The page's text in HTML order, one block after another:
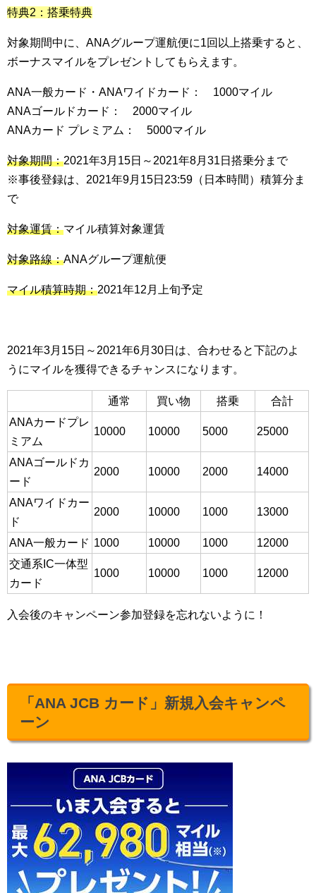
特典2：搭乗特典
対象期間中に、ANAグループ運航便に1回以上搭乗すると、
ボーナスマイルをプレゼントしてもらえます。
ANA一般カード・ANAワイドカード： 1000マイル
ANAゴールドカード： 2000マイル
ANAカード プレミアム： 5000マイル
対象期間：2021年3月15日～2021年8月31日搭乗分まで
※事後登録は、2021年9月15日23:59（日本時間）積算分ま
で
対象運賃：マイル積算対象運賃
対象路線：ANAグループ運航便
マイル積算時期：2021年12月上旬予定
2021年3月15日～2021年6月30日は、合わせると下記のよ
うにマイルを獲得できるチャンスになります。
通常 買い物 搭乗
合計
ANAカードプレ
ミアム
10000 10000 5000 25000
ANAゴールドカ
ード
2000 10000 2000 14000
ANAワイドカー
ド
2000 10000 1000 13000
ANA一般カード 1000 10000 1000
12000
交通系IC一体型
カード
1000 10000 1000 12000
入会後のキャンペーン参加登録を忘れないように！
「ANA JCB カード」新規入会キャンペ
ーン